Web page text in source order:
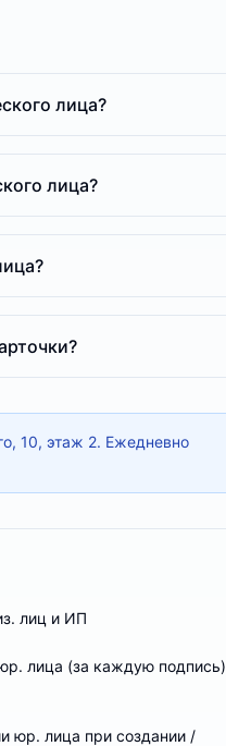
лица?
лица?
10, этаж 2. Ежедневно
лиц и ИП
лица (за каждую подпись)
юр. лица при создании /